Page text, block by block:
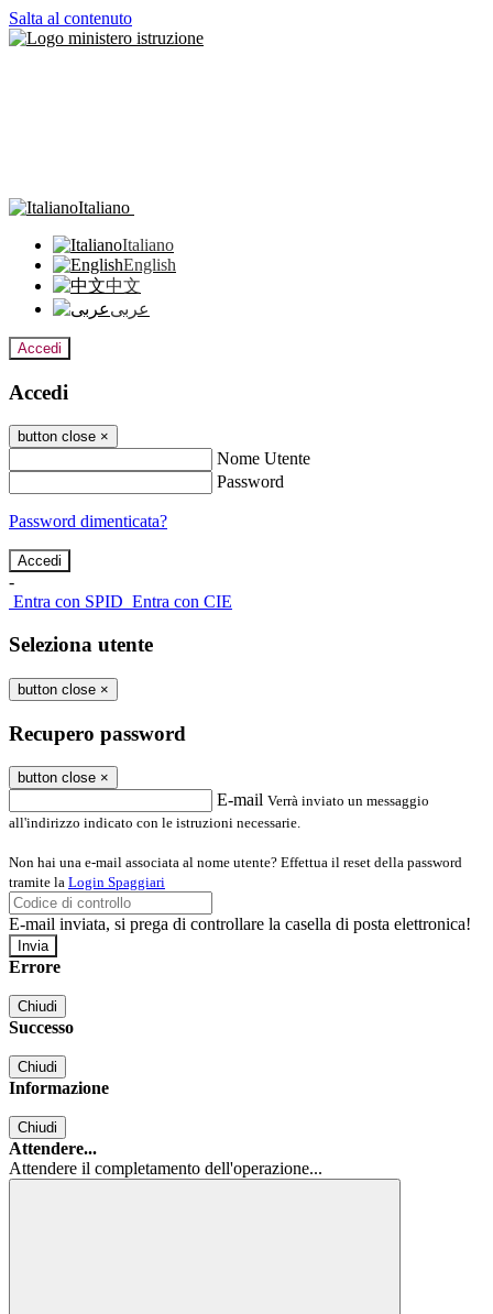
Salta al contenuto
Italiano
Italiano
English
中文
عربى
Accedi
Accedi
button close ×
Nome Utente
Password
Password dimenticata?
-
Entra con SPID Entra con CIE
Seleziona utente
button close ×
Recupero password
button close ×
E-mail Verrà inviato un messaggio
all'indirizzo indicato con le istruzioni necessarie.
Non hai una e-mail associata al nome utente? Effettua il reset della password
tramite la Login Spaggiari
E-mail inviata, si prega di controllare la casella di posta elettronica!
Errore
Chiudi
Successo
Chiudi
Informazione
Chiudi
Attendere...
Attendere il completamento dell'operazione...